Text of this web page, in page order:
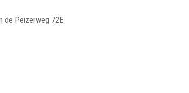
de Peizerweg 72E.